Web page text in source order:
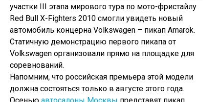
участки III этапа мирового тура по мото-фристайлу
Red Bull X-Fighters 2010 смогли увидеть новый
автомобиль концерна Volkswagen – пикап Amarok.
Статичную демонстрацию первого пикапа от
Volkswagen организовали прямо на площадке для
соревнований.
Напомним, что российская премьера этой модели
должна состояться только в августе этого года.